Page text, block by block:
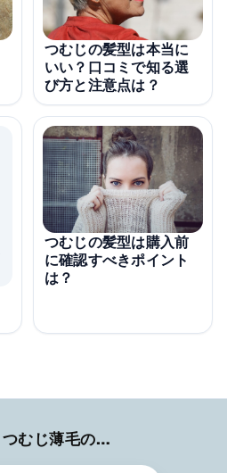
つむじの髪型は本当に
いい？口コミで知る選
び方と注意点は？
つむじの髪型は購入前
に確認すべきポイント
は？
モテる髪型術！つむじ薄毛の隠し方